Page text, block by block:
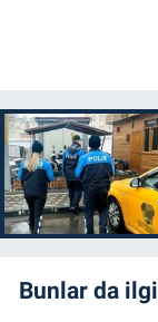
Bunlar da